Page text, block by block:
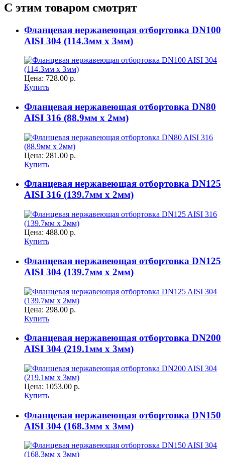
С этим товаром смотрят
Фланцевая нержавеющая отбортовка DN100
AISI 304 (114.3мм x 3мм)
Цена: 728.00 р.
Купить
Фланцевая нержавеющая отбортовка DN80
AISI 316 (88.9мм x 2мм)
Цена: 281.00 р.
Купить
Фланцевая нержавеющая отбортовка DN125
AISI 316 (139.7мм x 2мм)
Цена: 488.00 р.
Купить
Фланцевая нержавеющая отбортовка DN125
AISI 304 (139.7мм x 2мм)
Цена: 298.00 р.
Купить
Фланцевая нержавеющая отбортовка DN200
AISI 304 (219.1мм x 3мм)
Цена: 1053.00 р.
Купить
Фланцевая нержавеющая отбортовка DN150
AISI 304 (168.3мм x 3мм)